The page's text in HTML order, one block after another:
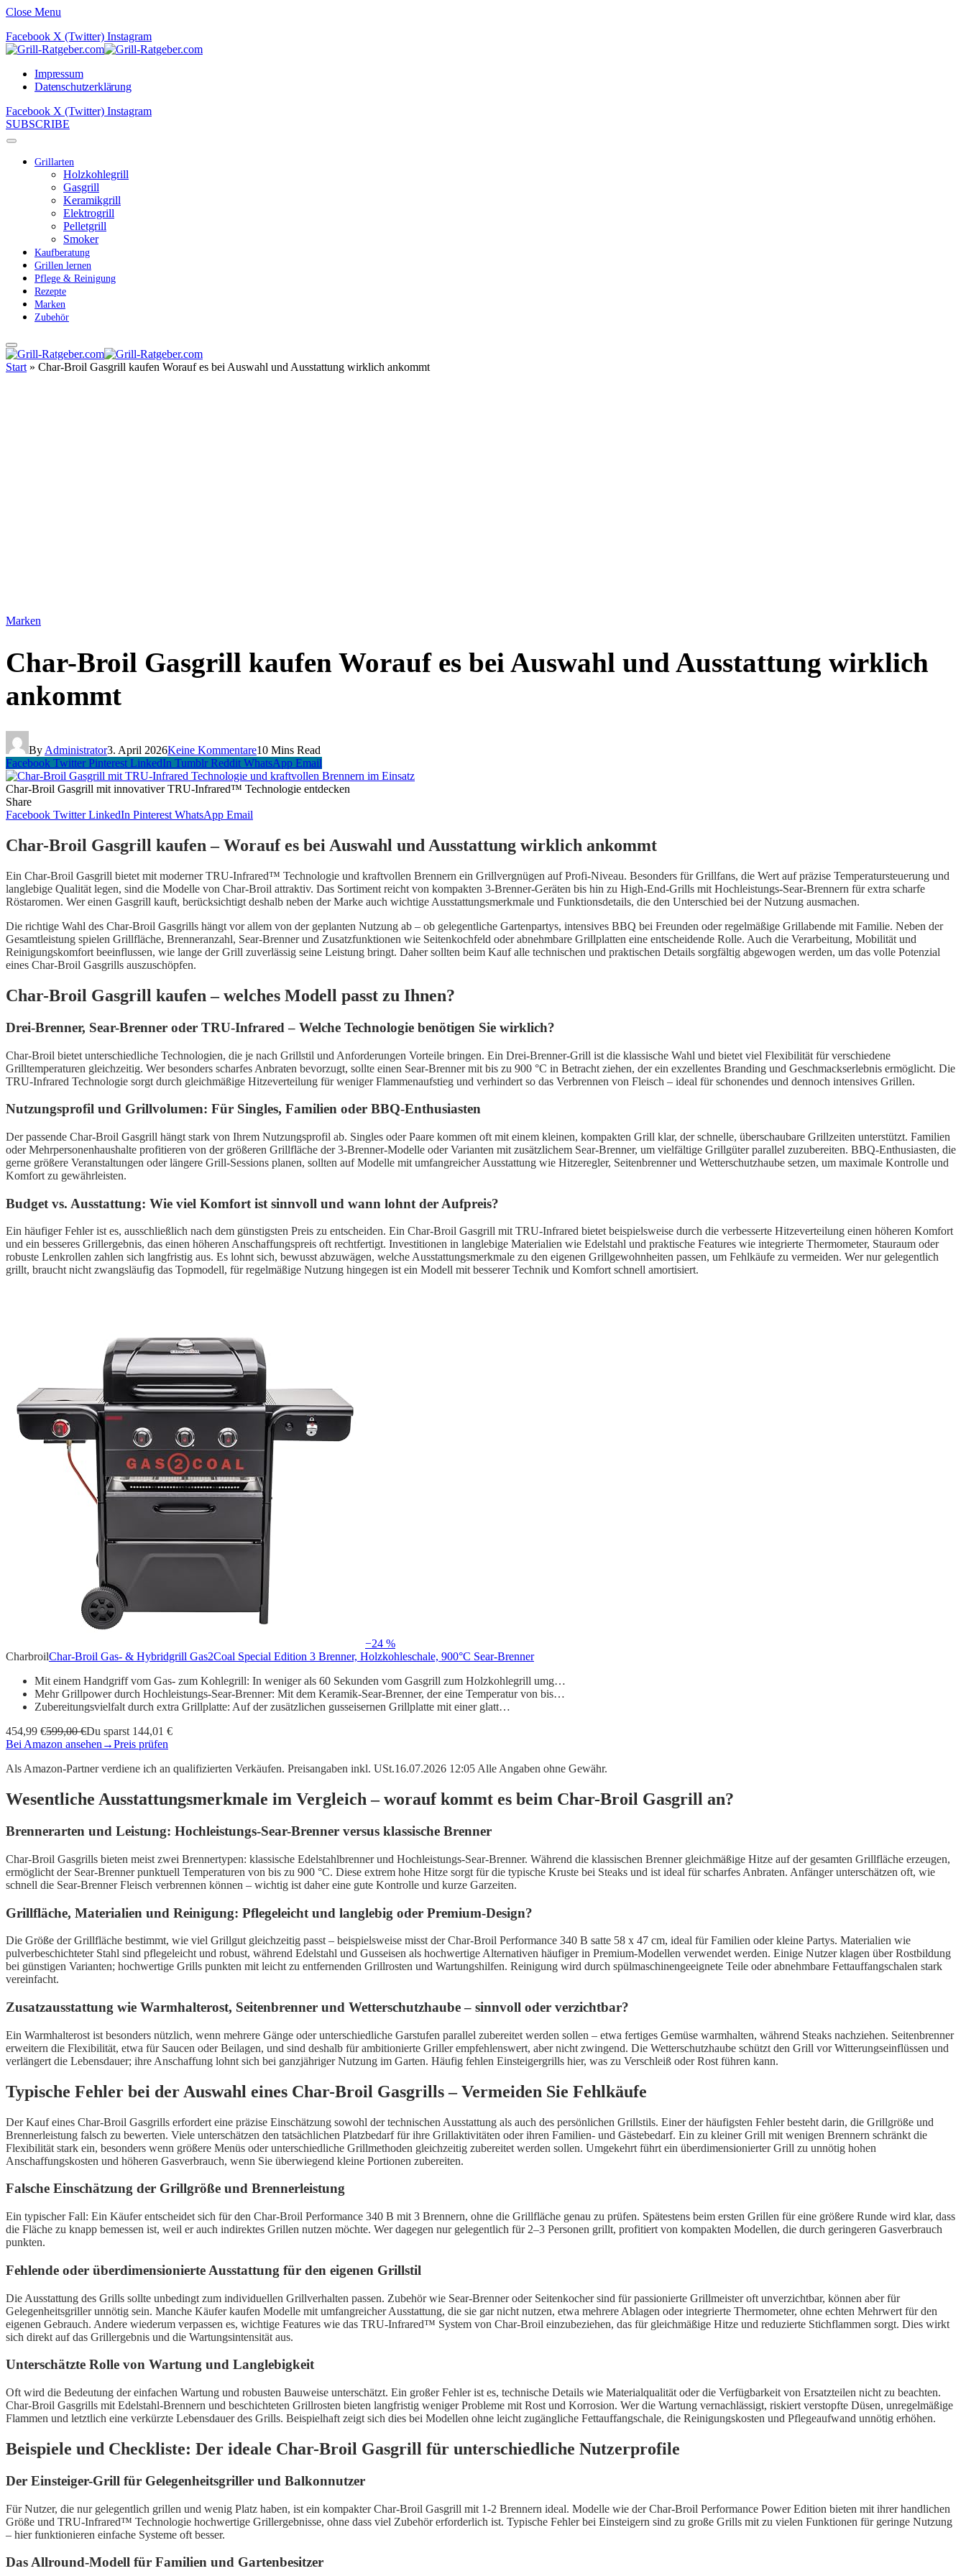
Close Menu
Facebook X (Twitter) Instagram
Impressum
Datenschutzerklärung
Facebook X (Twitter) Instagram
SUBSCRIBE
Grillarten
Holzkohlegrill
Gasgrill
Keramikgrill
Elektrogrill
Pelletgrill
Smoker
Kaufberatung
Grillen lernen
Pflege & Reinigung
Rezepte
Marken
Zubehör
Start » Char-Broil Gasgrill kaufen Worauf es bei Auswahl und Ausstattung wirklich ankommt
Marken
Char-Broil Gasgrill kaufen Worauf es bei Auswahl und Ausstattung wirklich
ankommt
By Administrator3. April 2026Keine Kommentare10 Mins Read
Facebook Twitter Pinterest LinkedIn Tumblr Reddit WhatsApp Email
Char-Broil Gasgrill mit innovativer TRU-Infrared™ Technologie entdecken
Share
Facebook Twitter LinkedIn Pinterest WhatsApp Email
Char-Broil Gasgrill kaufen – Worauf es bei Auswahl und Ausstattung wirklich ankommt
Ein Char-Broil Gasgrill bietet mit moderner TRU-Infrared™ Technologie und kraftvollen Brennern ein Grillvergnügen auf Profi-Niveau. Besonders für Grillfans, die Wert auf präzise Temperatursteuerung und
langlebige Qualität legen, sind die Modelle von Char-Broil attraktiv. Das Sortiment reicht von kompakten 3-Brenner-Geräten bis hin zu High-End-Grills mit Hochleistungs-Sear-Brennern für extra scharfe
Röstaromen. Wer einen Gasgrill kauft, berücksichtigt deshalb neben der Marke auch wichtige Ausstattungsmerkmale und Funktionsdetails, die den Unterschied bei der Nutzung ausmachen.
Die richtige Wahl des Char-Broil Gasgrills hängt vor allem von der geplanten Nutzung ab – ob gelegentliche Gartenpartys, intensives BBQ bei Freunden oder regelmäßige Grillabende mit Familie. Neben der
Gesamtleistung spielen Grillfläche, Brenneranzahl, Sear-Brenner und Zusatzfunktionen wie Seitenkochfeld oder abnehmbare Grillplatten eine entscheidende Rolle. Auch die Verarbeitung, Mobilität und
Reinigungskomfort beeinflussen, wie lange der Grill zuverlässig seine Leistung bringt. Daher sollten beim Kauf alle technischen und praktischen Details sorgfältig abgewogen werden, um das volle Potenzial
eines Char-Broil Gasgrills auszuschöpfen.
Char-Broil Gasgrill kaufen – welches Modell passt zu Ihnen?
Drei-Brenner, Sear-Brenner oder TRU-Infrared – Welche Technologie benötigen Sie wirklich?
Char-Broil bietet unterschiedliche Technologien, die je nach Grillstil und Anforderungen Vorteile bringen. Ein Drei-Brenner-Grill ist die klassische Wahl und bietet viel Flexibilität für verschiedene
Grilltemperaturen gleichzeitig. Wer besonders scharfes Anbraten bevorzugt, sollte einen Sear-Brenner mit bis zu 900 °C in Betracht ziehen, der ein exzellentes Branding und Geschmackserlebnis ermöglicht. Die
TRU-Infrared Technologie sorgt durch gleichmäßige Hitzeverteilung für weniger Flammenaufstieg und verhindert so das Verbrennen von Fleisch – ideal für schonendes und dennoch intensives Grillen.
Nutzungsprofil und Grillvolumen: Für Singles, Familien oder BBQ-Enthusiasten
Der passende Char-Broil Gasgrill hängt stark von Ihrem Nutzungsprofil ab. Singles oder Paare kommen oft mit einem kleinen, kompakten Grill klar, der schnelle, überschaubare Grillzeiten unterstützt. Familien
oder Mehrpersonenhaushalte profitieren von der größeren Grillfläche der 3-Brenner-Modelle oder Varianten mit zusätzlichem Sear-Brenner, um vielfältige Grillgüter parallel zuzubereiten. BBQ-Enthusiasten, die
gerne größere Veranstaltungen oder längere Grill-Sessions planen, sollten auf Modelle mit umfangreicher Ausstattung wie Hitzeregler, Seitenbrenner und Wetterschutzhaube setzen, um maximale Kontrolle und
Komfort zu gewährleisten.
Budget vs. Ausstattung: Wie viel Komfort ist sinnvoll und wann lohnt der Aufpreis?
Ein häufiger Fehler ist es, ausschließlich nach dem günstigsten Preis zu entscheiden. Ein Char-Broil Gasgrill mit TRU-Infrared bietet beispielsweise durch die verbesserte Hitzeverteilung einen höheren Komfort
und ein besseres Grillergebnis, das einen höheren Anschaffungspreis oft rechtfertigt. Investitionen in langlebige Materialien wie Edelstahl und praktische Features wie integrierte Thermometer, Stauraum oder
robuste Lenkrollen zahlen sich langfristig aus. Es lohnt sich, bewusst abzuwägen, welche Ausstattungsmerkmale zu den eigenen Grillgewohnheiten passen, um Fehlkäufe zu vermeiden. Wer nur gelegentlich
grillt, braucht nicht zwangsläufig das Topmodell, für regelmäßige Nutzung hingegen ist ein Modell mit besserer Technik und Komfort schnell amortisiert.
−24 %
CharbroilChar-Broil Gas- & Hybridgrill Gas2Coal Special Edition 3 Brenner, Holzkohleschale, 900°C Sear-Brenner
Mit einem Handgriff vom Gas- zum Kohlegrill: In weniger als 60 Sekunden vom Gasgrill zum Holzkohlegrill umg…
Mehr Grillpower durch Hochleistungs-Sear-Brenner: Mit dem Keramik-Sear-Brenner, der eine Temperatur von bis…
Zubereitungsvielfalt durch extra Grillplatte: Auf der zusätzlichen gusseisernen Grillplatte mit einer glatt…
454,99 €599,00 €Du sparst 144,01 €
Bei Amazon ansehen→Preis prüfen
Als Amazon-Partner verdiene ich an qualifizierten Verkäufen. Preisangaben inkl. USt.16.07.2026 12:05 Alle Angaben ohne Gewähr.
Wesentliche Ausstattungsmerkmale im Vergleich – worauf kommt es beim Char-Broil Gasgrill an?
Brennerarten und Leistung: Hochleistungs-Sear-Brenner versus klassische Brenner
Char-Broil Gasgrills bieten meist zwei Brennertypen: klassische Edelstahlbrenner und Hochleistungs-Sear-Brenner. Während die klassischen Brenner gleichmäßige Hitze auf der gesamten Grillfläche erzeugen,
ermöglicht der Sear-Brenner punktuell Temperaturen von bis zu 900 °C. Diese extrem hohe Hitze sorgt für die typische Kruste bei Steaks und ist ideal für scharfes Anbraten. Anfänger unterschätzen oft, wie
schnell die Sear-Brenner Fleisch verbrennen können – wichtig ist daher eine gute Kontrolle und kurze Garzeiten.
Grillfläche, Materialien und Reinigung: Pflegeleicht und langlebig oder Premium-Design?
Die Größe der Grillfläche bestimmt, wie viel Grillgut gleichzeitig passt – beispielsweise misst der Char-Broil Performance 340 B satte 58 x 47 cm, ideal für Familien oder kleine Partys. Materialien wie
pulverbeschichteter Stahl sind pflegeleicht und robust, während Edelstahl und Gusseisen als hochwertige Alternativen häufiger in Premium-Modellen verwendet werden. Einige Nutzer klagen über Rostbildung
bei günstigen Varianten; hochwertige Grills punkten mit leicht zu entfernenden Grillrosten und Wartungshilfen. Reinigung wird durch spülmaschinengeeignete Teile oder abnehmbare Fettauffangschalen stark
vereinfacht.
Zusatzausstattung wie Warmhalterost, Seitenbrenner und Wetterschutzhaube – sinnvoll oder verzichtbar?
Ein Warmhalterost ist besonders nützlich, wenn mehrere Gänge oder unterschiedliche Garstufen parallel zubereitet werden sollen – etwa fertiges Gemüse warmhalten, während Steaks nachziehen. Seitenbrenner
erweitern die Flexibilität, etwa für Saucen oder Beilagen, und sind deshalb für ambitionierte Griller empfehlenswert, aber nicht zwingend. Die Wetterschutzhaube schützt den Grill vor Witterungseinflüssen und
verlängert die Lebensdauer; ihre Anschaffung lohnt sich bei ganzjähriger Nutzung im Garten. Häufig fehlen Einsteigergrills hier, was zu Verschleiß oder Rost führen kann.
Typische Fehler bei der Auswahl eines Char-Broil Gasgrills – Vermeiden Sie Fehlkäufe
Der Kauf eines Char-Broil Gasgrills erfordert eine präzise Einschätzung sowohl der technischen Ausstattung als auch des persönlichen Grillstils. Einer der häufigsten Fehler besteht darin, die Grillgröße und
Brennerleistung falsch zu bewerten. Viele unterschätzen den tatsächlichen Platzbedarf für ihre Grillaktivitäten oder ihren Familien- und Gästebedarf. Ein zu kleiner Grill mit wenigen Brennern schränkt die
Flexibilität stark ein, besonders wenn größere Menüs oder unterschiedliche Grillmethoden gleichzeitig zubereitet werden sollen. Umgekehrt führt ein überdimensionierter Grill zu unnötig hohen
Anschaffungskosten und höheren Gasverbrauch, wenn Sie überwiegend kleine Portionen zubereiten.
Falsche Einschätzung der Grillgröße und Brennerleistung
Ein typischer Fall: Ein Käufer entscheidet sich für den Char-Broil Performance 340 B mit 3 Brennern, ohne die Grillfläche genau zu prüfen. Spätestens beim ersten Grillen für eine größere Runde wird klar, dass
die Fläche zu knapp bemessen ist, weil er auch indirektes Grillen nutzen möchte. Wer dagegen nur gelegentlich für 2–3 Personen grillt, profitiert von kompakten Modellen, die durch geringeren Gasverbrauch
punkten.
Fehlende oder überdimensionierte Ausstattung für den eigenen Grillstil
Die Ausstattung des Grills sollte unbedingt zum individuellen Grillverhalten passen. Zubehör wie Sear-Brenner oder Seitenkocher sind für passionierte Grillmeister oft unverzichtbar, können aber für
Gelegenheitsgriller unnötig sein. Manche Käufer kaufen Modelle mit umfangreicher Ausstattung, die sie gar nicht nutzen, etwa mehrere Ablagen oder integrierte Thermometer, ohne echten Mehrwert für den
eigenen Gebrauch. Andere wiederum verpassen es, wichtige Features wie das TRU-Infrared™ System von Char-Broil einzubeziehen, das für gleichmäßige Hitze und reduzierte Stichflammen sorgt. Dies wirkt
sich direkt auf das Grillergebnis und die Wartungsintensität aus.
Unterschätzte Rolle von Wartung und Langlebigkeit
Oft wird die Bedeutung der einfachen Wartung und robusten Bauweise unterschätzt. Ein großer Fehler ist es, technische Details wie Materialqualität oder die Verfügbarkeit von Ersatzteilen nicht zu beachten.
Char-Broil Gasgrills mit Edelstahl-Brennern und beschichteten Grillrosten bieten langfristig weniger Probleme mit Rost und Korrosion. Wer die Wartung vernachlässigt, riskiert verstopfte Düsen, unregelmäßige
Flammen und letztlich eine verkürzte Lebensdauer des Grills. Beispielhaft zeigt sich dies bei Modellen ohne leicht zugängliche Fettauffangschale, die Reinigungskosten und Pflegeaufwand unnötig erhöhen.
Beispiele und Checkliste: Der ideale Char-Broil Gasgrill für unterschiedliche Nutzerprofile
Der Einsteiger-Grill für Gelegenheitsgriller und Balkonnutzer
Für Nutzer, die nur gelegentlich grillen und wenig Platz haben, ist ein kompakter Char-Broil Gasgrill mit 1-2 Brennern ideal. Modelle wie der Char-Broil Performance Power Edition bieten mit ihrer handlichen
Größe und TRU-Infrared™ Technologie hochwertige Grillergebnisse, ohne dass viel Zubehör erforderlich ist. Typische Fehler bei Einsteigern sind zu große Grills mit zu vielen Funktionen für geringe Nutzung
– hier funktionieren einfache Systeme oft besser.
Das Allround-Modell für Familien und Gartenbesitzer